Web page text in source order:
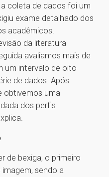
coleta de dados foi um
exame detalhado dos
acadêmicos.
da literatura
avaliamos mais de
um intervalo de oito
de dados. Após
obtivemos uma
dos perfis
de bexiga, o primeiro
sendo a